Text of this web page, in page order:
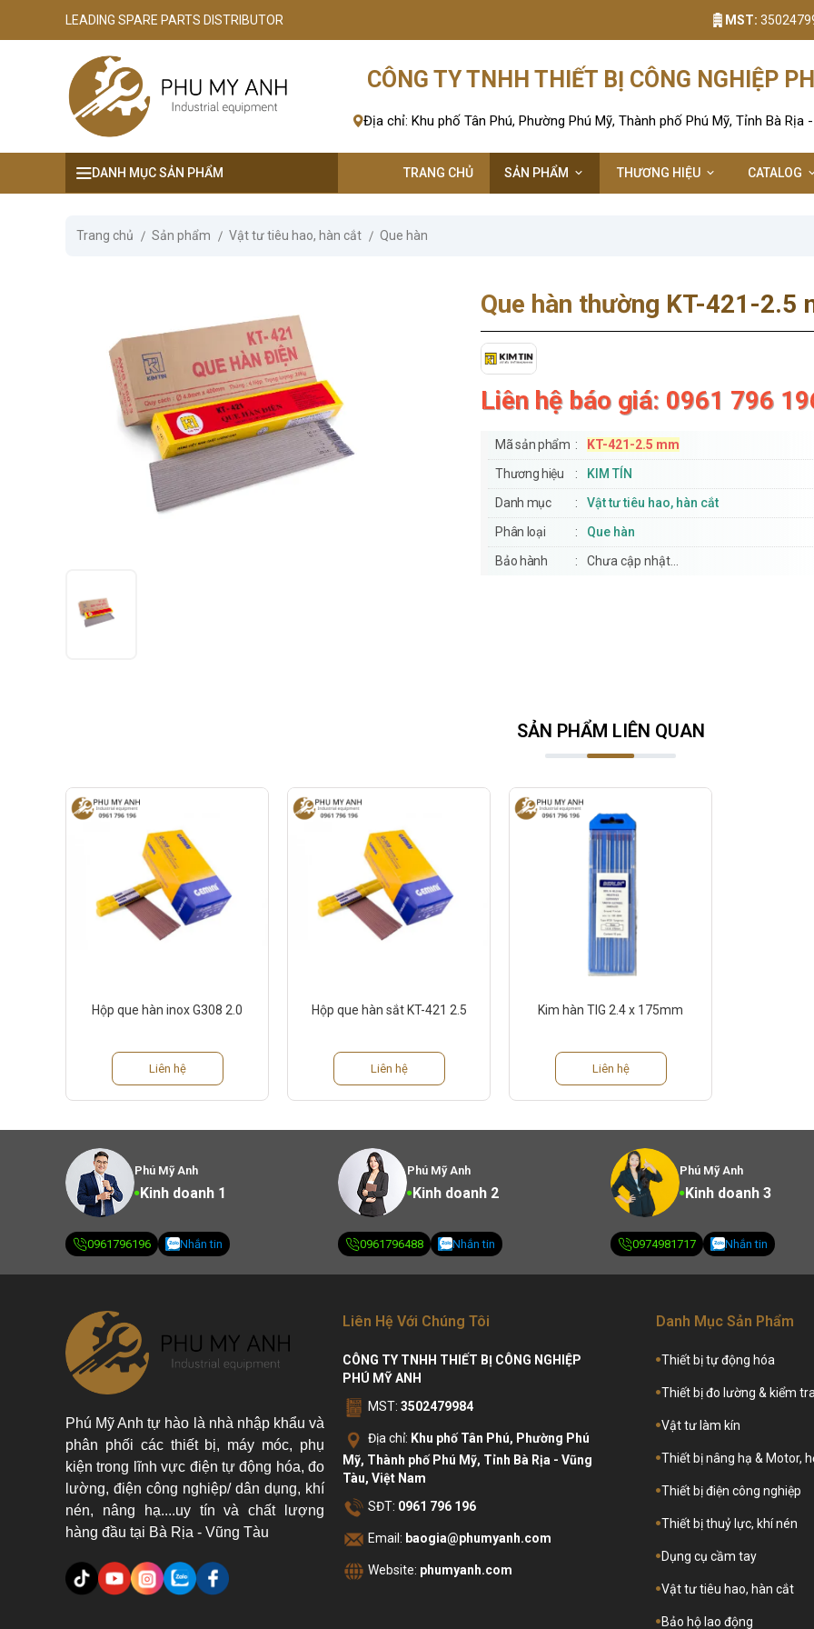
LEADING SPARE PARTS DISTRIBUTOR MST:
CÔNG TY TNHH THIẾT BỊ CÔNG NGHIỆP
Địa chỉ: Khu phố Tân Phú, Phường Phú Mỹ, Thành phố Phú Mỹ, Tỉnh Bà Rịa
DANH MỤC SẢN PHẨM TRANG CHỦ SẢN PHẨM THƯƠNG HIỆU CATALOG
Trang chủ Sản phẩm Vật tư tiêu hao, hàn cắt Que hàn
Que hàn thường KT-421-2.5
Liên hệ báo giá: 0961 796
Mã sản phẩm
KT-421-2.5 mm
Thương hiệu
KIM TÍN
Danh mục
Vật tư tiêu hao, hàn cắt
Phân loại
Que hàn
Bảo hành
Chưa cập nhật...
SẢN PHẨM LIÊN QUAN
Hộp que hàn inox G308 2.0
Liên hệ
Hộp que hàn sắt KT-421 2.5
Liên hệ
Kim hàn TIG 2.4 x 175mm
Liên hệ
Phú Mỹ Anh
Kinh doanh 1
0961796196 Nhắn tin
Phú Mỹ Anh
Kinh doanh 2
0961796488 Nhắn tin
Phú Mỹ Anh
Kinh doanh 3
0974981717 Nhắn tin
Phú Mỹ Anh tự hào là nhà nhập khẩu và
phân phối các thiết bị, máy móc, phụ
kiện trong lĩnh vực điện tự động hóa, đo
lường, điện công nghiệp/ dân dụng, khí
nén, nâng hạ....uy tín và chất lượng
hàng đầu tại Bà Rịa - Vũng Tàu
Liên Hệ Với Chúng Tôi
CÔNG TY TNHH THIẾT BỊ CÔNG NGHIỆP
PHÚ MỸ ANH
MST: 3502479984
Địa chỉ: Khu phố Tân Phú, Phường Phú
Mỹ, Thành phố Phú Mỹ, Tỉnh Bà Rịa - Vũng
Tàu, Việt Nam
SĐT: 0961 796 196
Email: baogia@phumyanh.com
Website: phumyanh.com
Danh Mục Sản Phẩm
Thiết bị tự động hóa
Thiết bị đo lường & kiểm
Vật tư làm kín
Thiết bị nâng hạ & Motor,
Thiết bị điện công nghiệp
Thiết bị thuỷ lực, khí nén
Dụng cụ cầm tay
Vật tư tiêu hao, hàn cắt
Bảo hộ lao động